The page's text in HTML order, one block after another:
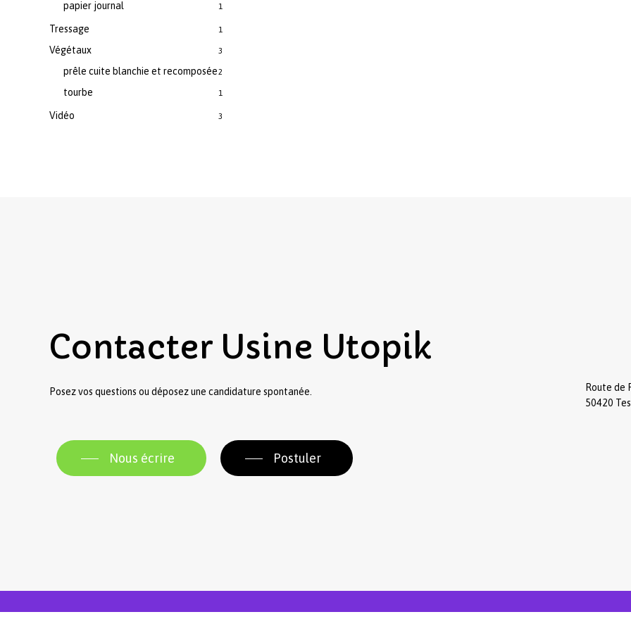
papier journal 1
Tressage 1
Végétaux 3
prêle cuite blanchie et recomposée2
tourbe 1
Vidéo 3
Contacter Usine Utopik
Posez vos questions ou déposez une candidature spontanée.
Nous écrire Postuler
Route de
50420